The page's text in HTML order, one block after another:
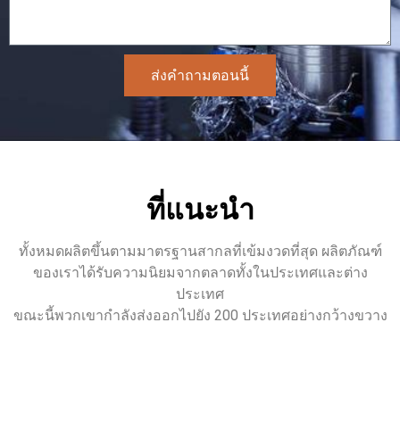
ส่งคำถามตอนนี้
ที่แนะนำ
ทั้งหมดผลิตขึ้นตามมาตรฐานสากลที่เข้มงวดที่สุด ผลิตภัณฑ์
ของเราได้รับความนิยมจากตลาดทั้งในประเทศและต่าง
ประเทศ
ขณะนี้พวกเขากำลังส่งออกไปยัง 200 ประเทศอย่างกว้างขวาง